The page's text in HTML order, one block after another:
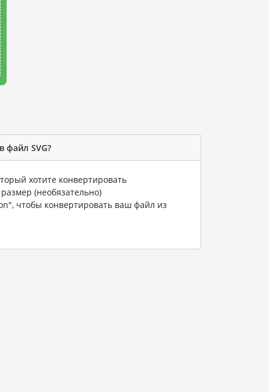
файл SVG?
хотите конвертировать
(необязательно)
чтобы конвертировать ваш файл из